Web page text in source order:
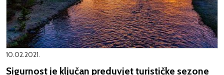
10.02.2021.
Sigurnost je ključan preduvjet turističke sezone